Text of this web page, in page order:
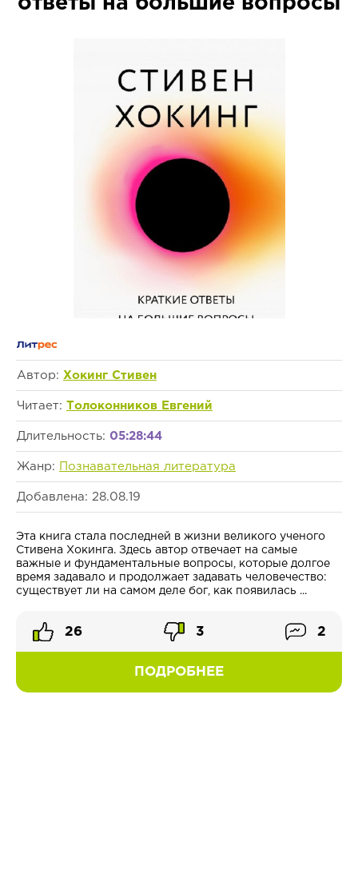
Автор: Хокинг Стивен
Читает: Толоконников Евгений
Длительность: 05:28:44
Жанр: Познавательная литература
Добавлена: 28.08.19
Эта книга стала последней в жизни великого ученого
Стивена Хокинга. Здесь автор отвечает на самые
важные и фундаментальные вопросы, которые долгое
время задавало и продолжает задавать человечество:
существует ли на самом деле бог, как появилась ...
ПОДРОБНЕЕ
26 3 2